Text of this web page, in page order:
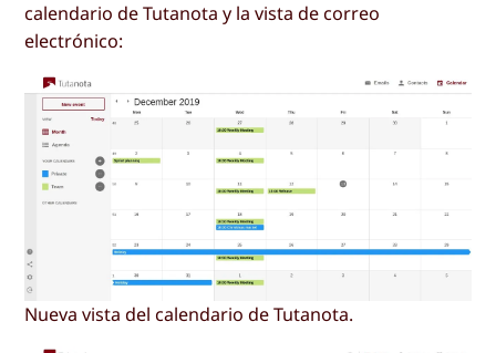
calendario de Tutanota y la vista de correo
electrónico:
Nueva vista del calendario de Tutanota.